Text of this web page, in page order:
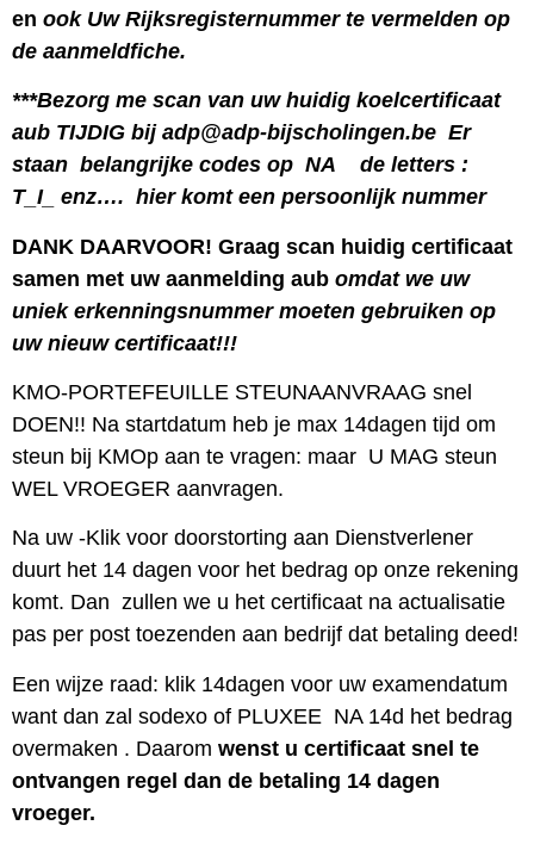
en ook Uw Rijksregisternummer te vermelden op
de aanmeldfiche.
***Bezorg me scan van uw huidig koelcertificaat
aub TIJDIG bij adp@adp-bijscholingen.be Er
staan belangrijke codes op NA de letters :
T_I_ enz…. hier komt een persoonlijk nummer
DANK DAARVOOR! Graag scan huidig certificaat
samen met uw aanmelding aub omdat we uw
uniek erkenningsnummer moeten gebruiken op
uw nieuw certificaat!!!
KMO-PORTEFEUILLE STEUNAANVRAAG snel
DOEN!! Na startdatum heb je max 14dagen tijd om
steun bij KMOp aan te vragen: maar U MAG steun
WEL VROEGER aanvragen.
Na uw -Klik voor doorstorting aan Dienstverlener
duurt het 14 dagen voor het bedrag op onze rekening
komt. Dan zullen we u het certificaat na actualisatie
pas per post toezenden aan bedrijf dat betaling deed!
Een wijze raad: klik 14dagen voor uw examendatum
want dan zal sodexo of PLUXEE NA 14d het bedrag
overmaken . Daarom wenst u certificaat snel te
ontvangen regel dan de betaling 14 dagen
vroeger.